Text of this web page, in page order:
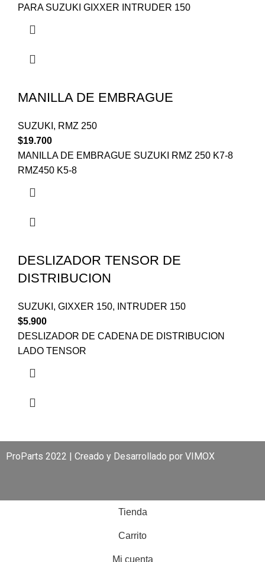
PARA SUZUKI GIXXER INTRUDER 150
MANILLA DE EMBRAGUE
SUZUKI , RMZ 250
$19.700
MANILLA DE EMBRAGUE SUZUKI RMZ 250 K7-8
RMZ450 K5-8
DESLIZADOR TENSOR DE
DISTRIBUCION
SUZUKI , GIXXER 150,
INTRUDER 150
$5.900
DESLIZADOR DE CADENA DE DISTRIBUCION
LADO TENSOR
ProParts 2022 | Creado y Desarrollado por VIMOX
Tienda
Carrito
Mi cuenta